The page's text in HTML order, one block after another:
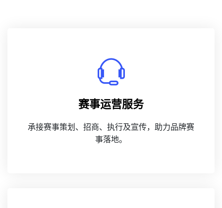
赛事运营服务
承接赛事策划、招商、执行及宣传，助力品牌赛
事落地。